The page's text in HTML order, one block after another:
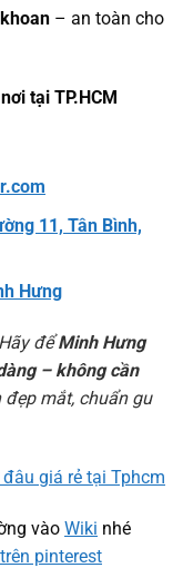
– an toàn cho
tại TP.HCM
11, Tân Bình,
Hưng
Hãy đểMinh Hưng
– không cần
đẹp mắt, chuẩn gu
giá rẻ tại Tphcm
vào Wiki nhé
pinterest